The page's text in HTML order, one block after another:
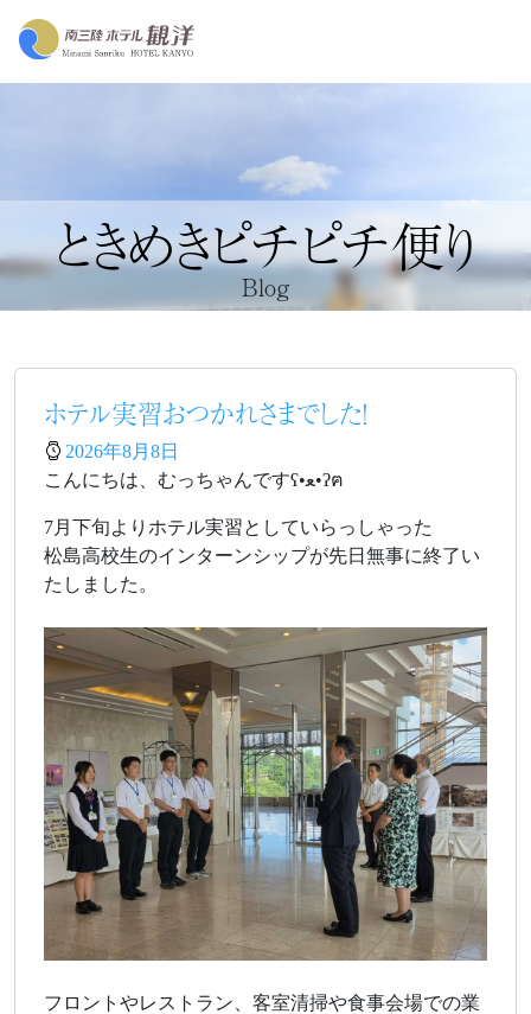
ときめきピチピチ便り
Blog
ホテル実習おつかれさまでした！
2026年8月8日
こんにちは、むっちゃんですʕ•ﻌ•ʔฅ
7月下旬よりホテル実習としていらっしゃった
松島高校生のインターンシップが先日無事に終了い
たしました。
フロントやレストラン、客室清掃や食事会場での業